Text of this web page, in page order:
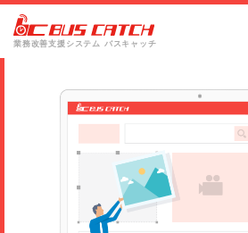
業務改善支援システム バスキャッチ